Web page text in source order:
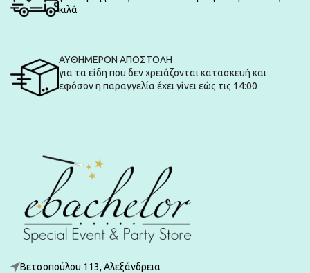
κιλά
ΑΥΘΗΜΕΡΟΝ ΑΠΟΣΤΟΛΗ
για τα είδη που δεν χρειάζονται κατασκευή και
εφόσον η παραγγελία έχει γίνει εώς τις 14:00
Βετσοπούλου 113, Αλεξάνδρεια